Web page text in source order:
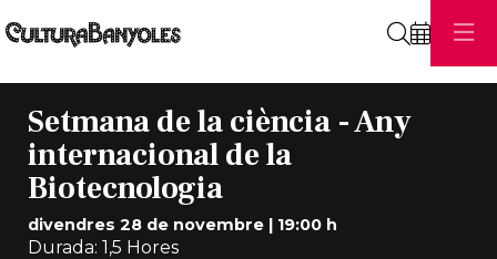
Setmana de la ciència - Any
internacional de la
Biotecnologia
divendres 28 de novembre| 19:00 h
Durada: 1,5 Hores